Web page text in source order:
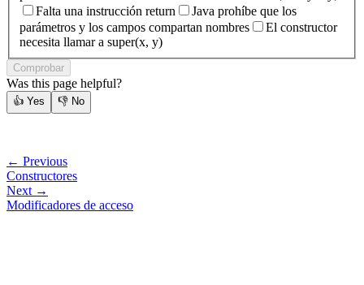
Falta una instrucción return
Java prohíbe que los
parámetros y los campos compartan nombres
El constructor
necesita llamar a super(x, y)
Comprobar
Was this page helpful?
👍 Yes 👎 No
← Previous
Constructores
Next →
Modificadores de acceso